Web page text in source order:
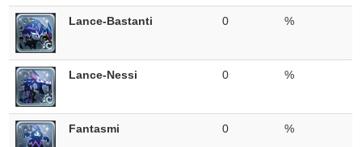
Lance-Bastanti 0 %
Lance-Nessi 0 %
Fantasmi 0 %